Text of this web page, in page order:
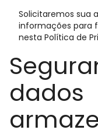
Solicitaremos sua
informações para
nesta Política de
dados